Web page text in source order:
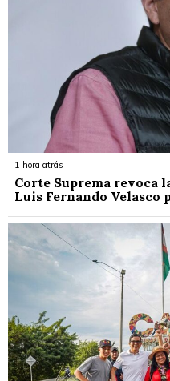
1 hora atrás
Corte Suprema revoca
Luis Fernando Velasco